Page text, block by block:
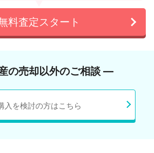
料査定スタート
の売却以外のご相談 ―
入を検討の方はこちら